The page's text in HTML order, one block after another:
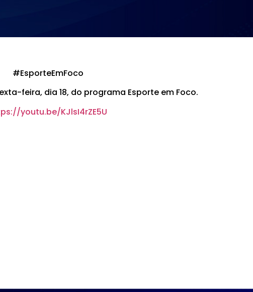
#EsporteEmFoco
feira, dia 18, do programa Esporte em Foco.
youtu.be/KJlsI4rZE5U